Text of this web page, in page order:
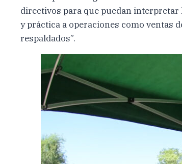
directivos para que puedan interpretar
y práctica a operaciones como ventas
respaldados”.